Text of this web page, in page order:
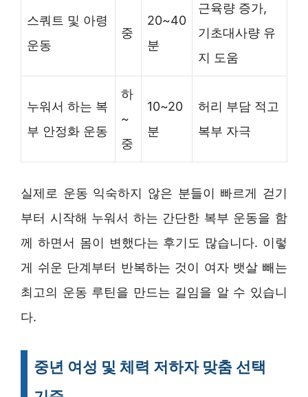
스쿼트 및 아령
운동
중
20~40
분
근육량 증가,
기초대사량 유
지 도움
누워서 하는 복
부 안정화 운동
하
~
중
10~20
분
허리 부담 적고
복부 자극
실제로 운동 익숙하지 않은 분들이 빠르게 걷기
부터 시작해 누워서 하는 간단한 복부 운동을 함
께 하면서 몸이 변했다는 후기도 많습니다. 이렇
게 쉬운 단계부터 반복하는 것이 여자 뱃살 빼는
최고의 운동 루틴을 만드는 길임을 알 수 있습니
다.
중년 여성 및 체력 저하자 맞춤 선택